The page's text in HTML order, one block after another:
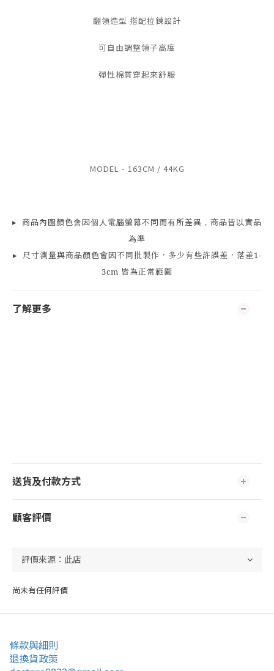
翻領造型 搭配拉鍊設計
可自由調整領子高度
彈性棉質穿起來舒服
MODEL - 163CM / 44KG
▸ 商品內圖顏色會因個人電腦螢幕不同而有所差異，商品皆以實品
為準
▸ 尺寸測量與商品顏色會因不同批製作，多少有些許誤差，落差1-
3cm 皆為正常範圍
了解更多
送貨及付款方式
顧客評價
尚未有任何評價
條款與細則
退換貨政策